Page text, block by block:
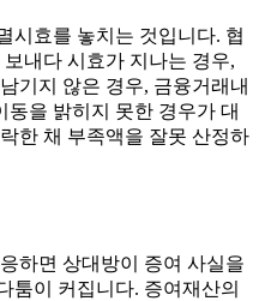
시효를 놓치는 것입니다. 협
내다 시효가 지나는 경우,
기지 않은 경우, 금융거래내
을 밝히지 못한 경우가 대
한 채 부족액을 잘못 산정하
하면 상대방이 증여 사실을
툼이 커집니다. 증여재산의